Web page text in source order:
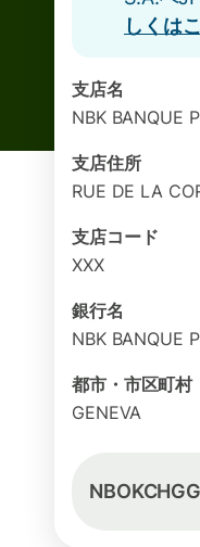
しくは
支店名
NBK BANQUE
支店住所
RUE DE LA
支店コード
XXX
銀行名
NBK BANQUE
都市・市区町村
GENEVA